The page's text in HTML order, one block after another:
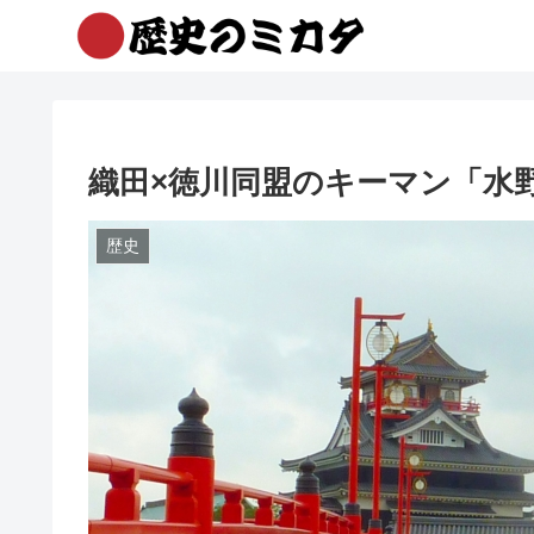
織田×徳川同盟のキーマン「水
歴史